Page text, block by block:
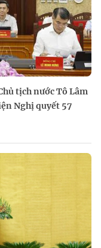
tịch nước Tô Lâm
Nghị quyết 57